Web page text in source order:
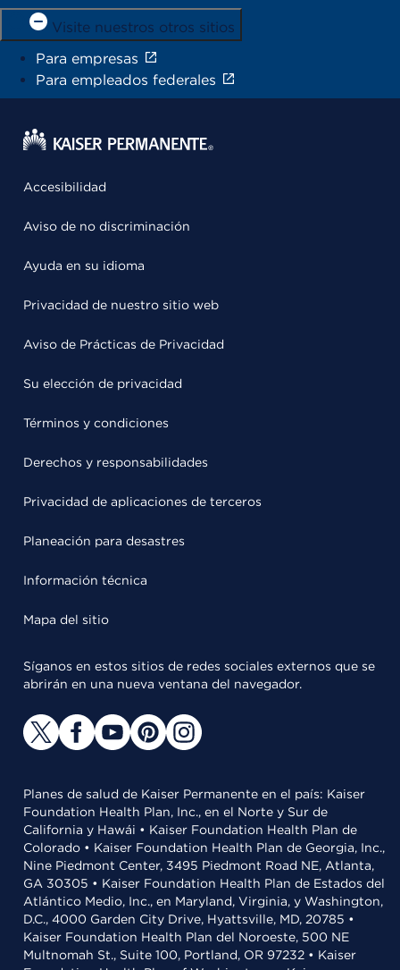
Visite nuestros otros sitios
Para empresas
Para empleados federales
Accesibilidad
Aviso de no discriminación
Ayuda en su idioma
Privacidad de nuestro sitio web
Aviso de Prácticas de Privacidad
Su elección de privacidad
Términos y condiciones
Derechos y responsabilidades
Privacidad de aplicaciones de terceros
Planeación para desastres
Información técnica
Mapa del sitio
Síganos en estos sitios de redes sociales externos que se
abrirán en una nueva ventana del navegador.
Planes de salud de Kaiser Permanente en el país: Kaiser
Foundation Health Plan, Inc., en el Norte y Sur de
California y Hawái • Kaiser Foundation Health Plan de
Colorado • Kaiser Foundation Health Plan de Georgia, Inc.,
Nine Piedmont Center, 3495 Piedmont Road NE, Atlanta,
GA 30305 • Kaiser Foundation Health Plan de Estados del
Atlántico Medio, Inc., en Maryland, Virginia, y Washington,
D.C., 4000 Garden City Drive, Hyattsville, MD, 20785 •
Kaiser Foundation Health Plan del Noroeste, 500 NE
Multnomah St., Suite 100, Portland, OR 97232 • Kaiser